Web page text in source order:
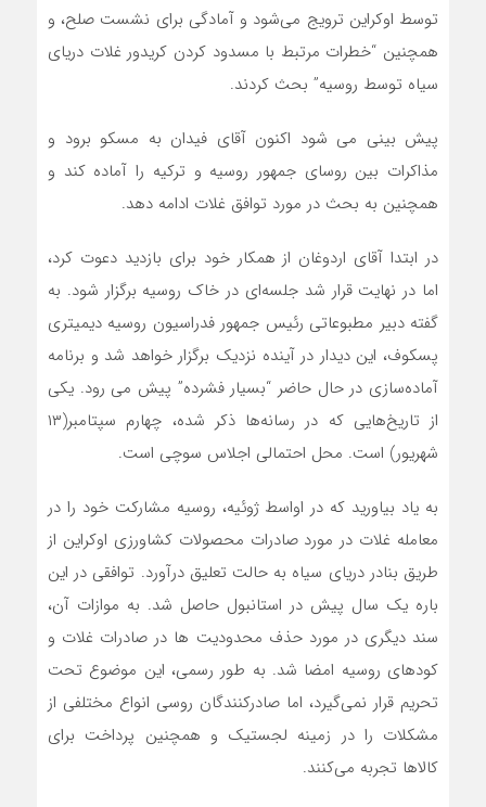
توسط اوکراین ترویج می‌شود و آمادگی برای نشست صلح، و
همچنین “خطرات مرتبط با مسدود کردن کریدور غلات دریای
سیاه توسط روسیه” بحث کردند.
پیش بینی می شود اکنون آقای فیدان به مسکو برود و
مذاکرات بین روسای جمهور روسیه و ترکیه را آماده کند و
همچنین به بحث در مورد توافق غلات ادامه دهد.
در ابتدا آقای اردوغان از همکار خود برای بازدید دعوت کرد،
اما در نهایت قرار شد جلسه‌ای در خاک روسیه برگزار شود. به
گفته دبیر مطبوعاتی رئیس جمهور فدراسیون روسیه دیمیتری
پسکوف، این دیدار در آینده نزدیک برگزار خواهد شد و برنامه
آماده‌سازی در حال حاضر “بسیار فشرده” پیش می رود. یکی
از تاریخ‌هایی که در رسانه‌ها ذکر شده، چهارم سپتامبر(۱۳
شهریور) است. محل احتمالی اجلاس سوچی است.
به یاد بیاورید که در اواسط ژوئیه، روسیه مشارکت خود را در
معامله غلات در مورد صادرات محصولات کشاورزی اوکراین از
طریق بنادر دریای سیاه به حالت تعلیق درآورد. توافقی در این
باره یک سال پیش در استانبول حاصل شد. به موازات آن،
سند دیگری در مورد حذف محدودیت ها در صادرات غلات و
کودهای روسیه امضا شد. به طور رسمی، این موضوع تحت
تحریم قرار نمی‌گیرد، اما صادرکنندگان روسی انواع مختلفی از
مشکلات را در زمینه لجستیک و همچنین پرداخت برای
کالاها تجربه می‌کنند.